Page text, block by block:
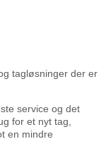
tagløsninger der er
service og det
for et nyt tag,
en mindre